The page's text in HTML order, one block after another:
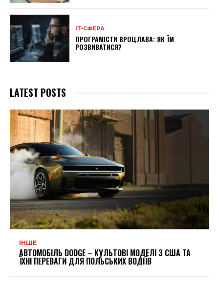
ІТ-СФЕРА
ПРОГРАМІСТИ ВРОЦЛАВА: ЯК ЇМ
РОЗВИВАТИСЯ?
LATEST POSTS
ІНШЕ
АВТОМОБІЛЬ DODGE – КУЛЬТОВІ МОДЕЛІ З США ТА
ЇХНІ ПЕРЕВАГИ ДЛЯ ПОЛЬСЬКИХ ВОДІЇВ